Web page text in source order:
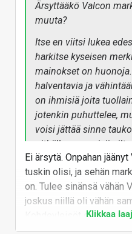
Ärsyttääkö Valcon
muuta?
Itse en viitsi lukea
harkitse kyseisen
mainokset on
halventavia ja
on ihmisiä joita
jotenkin puhuttelee,
voisi jättää sinne
pitkälle venyneisiin
kuulokkeiden
"Parhaat
varaa!"
Ei ärsytä. Onpahan
tuskin olisi, ja sehän
on. Tulee sinänsä vähän
joskus niillä oli vähän
Kohdeyleisöt on toki
Klikkaa